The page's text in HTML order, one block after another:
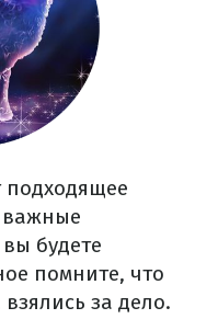
подходящее
важные
будете
помните, что
взялись за дело.